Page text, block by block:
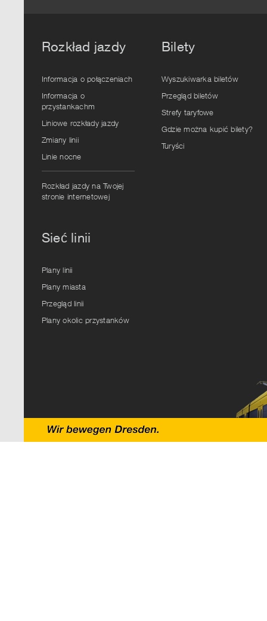
Rozkład jazdy
Informacja o połączeniach
Informacja o
przystankachm
Liniowe rozkłady jazdy
Zmiany linii
Linie nocne
Rozkład jazdy na Twojej
stronie internetowej
Sieć linii
Plany linii
Plany miasta
Przegląd linii
Plany okolic przystanków
Bilety
Wyszukiwarka biletów
Przegląd biletów
Strefy taryfowe
Gdzie można kupić bilety?
Turyści